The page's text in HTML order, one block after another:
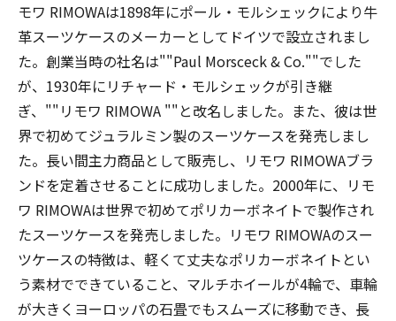
モワ RIMOWAは1898年にポール・モルシェックにより牛
革スーツケースのメーカーとしてドイツで設立されまし
た。創業当時の社名は""Paul Morsceck & Co.""でした
が、1930年にリチャード・モルシェックが引き継
ぎ、""リモワ RIMOWA ""と改名しました。また、彼は世
界で初めてジュラルミン製のスーツケースを発売しまし
た。長い間主力商品として販売し、リモワ RIMOWAブラ
ンドを定着させることに成功しました。2000年に、リモ
ワ RIMOWAは世界で初めてポリカーボネイトで製作され
たスーツケースを発売しました。リモワ RIMOWAのスー
ツケースの特徴は、軽くて丈夫なポリカーボネイトとい
う素材でできていること、マルチホイールが4輪で、車輪
が大きくヨーロッパの石畳でもスムーズに移動でき、長